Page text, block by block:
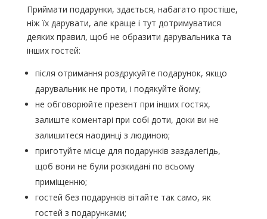
Приймати подарунки, здається, набагато простіше,
ніж їх дарувати, але краще і тут дотримуватися
деяких правил, щоб не образити дарувальника та
інших гостей:
після отримання роздрукуйте подарунок, якщо
дарувальник не проти, і подякуйте йому;
не обговорюйте презент при інших гостях,
залиште коментарі при собі доти, доки ви не
залишитеся наодинці з людиною;
приготуйте місце для подарунків заздалегідь,
щоб вони не були розкидані по всьому
приміщенню;
гостей без подарунків вітайте так само, як
гостей з подарунками;